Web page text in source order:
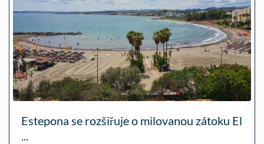
Estepona se rozšiřuje o milovanou zátoku El
...